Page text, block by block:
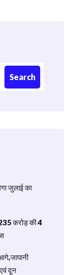
Search
जुलाई का
235 करोड़ की 4
दून